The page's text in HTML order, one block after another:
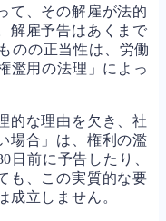
て、その解雇が法的
解雇予告はあくまで
のの正当性は、労働
濫用の法理」によっ
的な理由を欠き、社
場合」は、権利の濫
日前に予告したり、
も、この実質的な要
成立しません。